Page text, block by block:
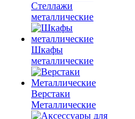
Стеллажи
металлические
Шкафы
металлические
Верстаки
Металлические